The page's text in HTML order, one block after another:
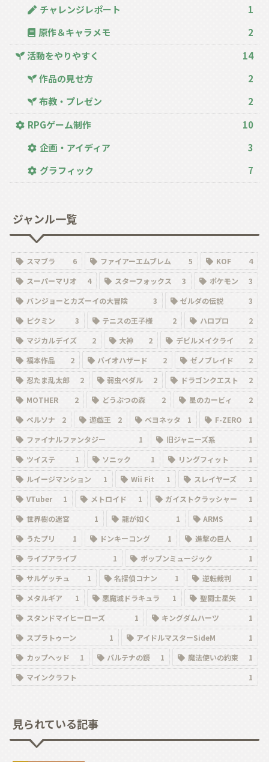
チャレンジレポート
1
原作＆キャラメモ
2
活動をやりやすく
14
作品の見せ方
2
布教・プレゼン
2
RPGゲーム制作
10
企画・アイディア
3
グラフィック
7
ジャンル一覧
スマブラ 6 ファイアーエムブレム 5 KOF
4
スーパーマリオ
4 スターフォックス 3 ポケモン
3
バンジョーとカズーイの大冒険
3 ゼルダの伝説
3
ピクミン
3 テニスの王子様 2 ハロプロ
2
マジカルデイズ
2 大神 2 デビルメイクライ
2
福本作品
2 バイオハザード 2 ゼノブレイド
2
忍たま乱太郎
2 弱虫ペダル 2 ドラゴンクエスト
2
MOTHER
2 どうぶつの森 2 星のカービィ
2
ペルソナ
2 遊戯王 2 ベヨネッタ 1 F-ZERO
1
ファイナルファンタジー
1 旧ジャニーズ系
1
ツイステ
1 ソニック 1 リングフィット
1
ルイージマンション
1 Wii Fit 1 スレイヤーズ
1
VTuber
1 メトロイド 1 ガイストクラッシャー
1
世界樹の迷宮
1 龍が如く 1 ARMS
1
うたプリ
1 ドンキーコング 1 進撃の巨人
1
ライブアライブ
1 ポップンミュージック
1
サルゲッチュ
1 名探偵コナン 1 逆転裁判
1
メタルギア
1 悪魔城ドラキュラ 1 聖闘士星矢
1
スタンドマイヒーローズ
1 キングダムハーツ
1
スプラトゥーン
1 アイドルマスターSideM
1
カップヘッド
1 パルテナの鏡 1 魔法使いの約束
1
マインクラフト
1
見られている記事